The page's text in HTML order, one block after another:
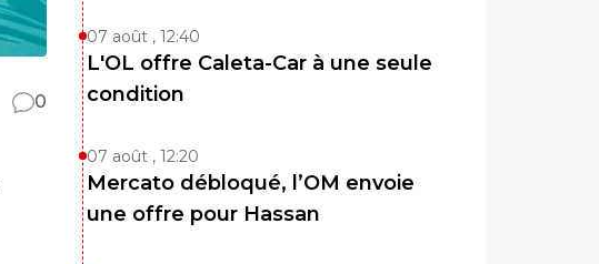
0
07 août , 12:40
L'OL offre Caleta-Car à une seule
condition
07 août , 12:20
Mercato débloqué, l’OM envoie
une offre pour Hassan